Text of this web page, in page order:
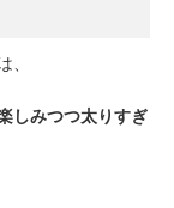
、
しみつつ太りすぎ